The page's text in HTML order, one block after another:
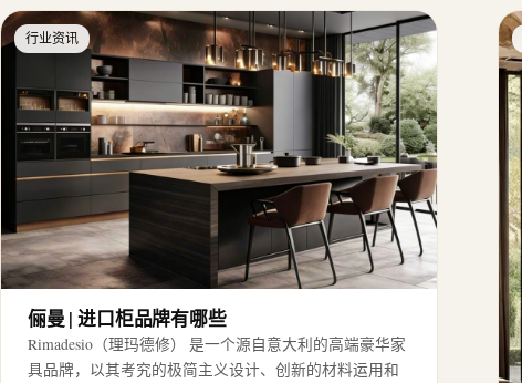
行业资讯
俪曼 | 进口柜品牌有哪些
Rimadesio（理玛德修） 是一个源自意大利的高端豪华家
具品牌，以其考究的极简主义设计、创新的材料运用和